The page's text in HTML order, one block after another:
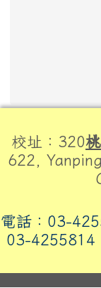
校址：320
622,
電話：03-
03-